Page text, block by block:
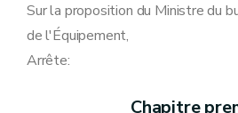
Sur la proposition du Ministre du
de l'Équipement,
Arrête:
Chapitre